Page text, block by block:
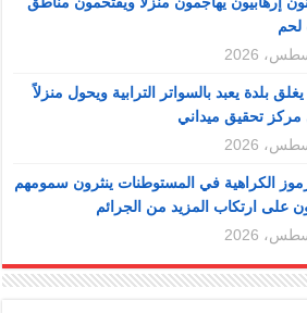
يغلق بلدة يعبد بالسواتر الترابية ويحول منزلاً
مركز تحقيق ميداني
الكراهية في المستوطنات ينثرون سمومهم
على ارتكاب المزيد من الجرائم